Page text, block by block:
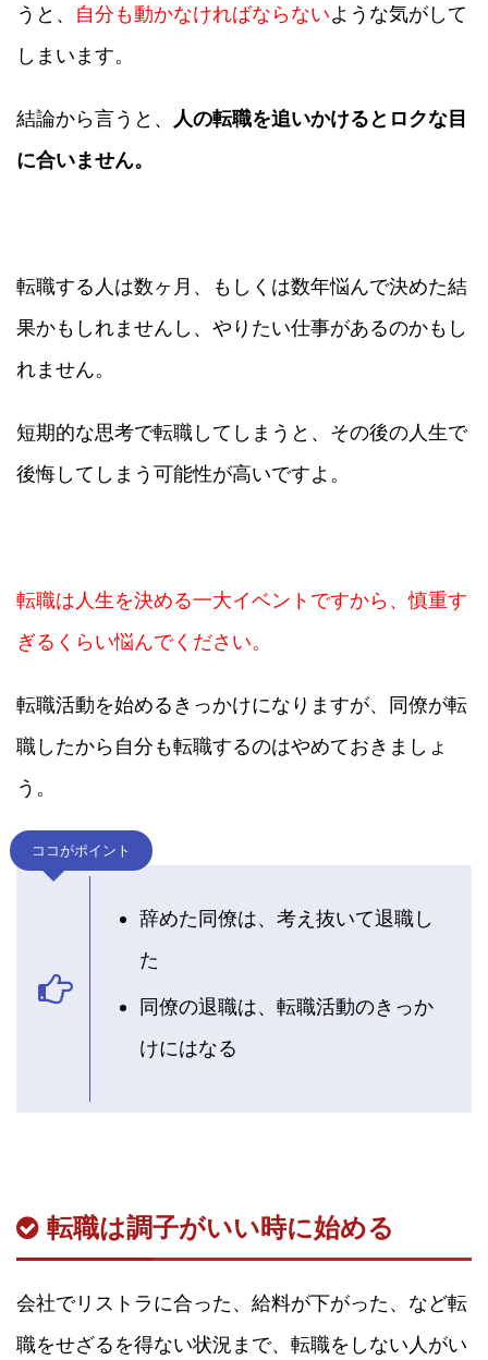
うと、 自分も動かなければならないような気がして
しまいます。
結論から言うと、
人の転職を追いかけるとロクな目
に合いません。
転職する人は数ヶ月、もしくは数年悩んで決めた結
果かもしれませんし、やりたい仕事があるのかもし
れません。
短期的な思考で転職してしまうと、その後の人生で
後悔してしまう可能性が高いですよ。
転職は人生を決める一大イベントですから、慎重す
ぎるくらい悩んでください。
転職活動を始めるきっかけになりますが、同僚が転
職したから自分も転職するのはやめておきましょ
う。
ココがポイント
辞めた同僚は、考え抜いて退職し
た
同僚の退職は、転職活動のきっか
けにはなる
転職は調子がいい時に始める
会社でリストラに合った、給料が下がった、など転
職をせざるを得ない状況まで、転職をしない人がい